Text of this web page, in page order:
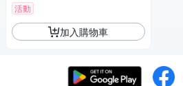
活動
加入購物車